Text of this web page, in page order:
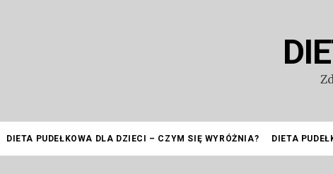
DIETA PUDEŁKOWA DLA DZIECI – CZYM SIĘ WYRÓŻNIA? DIETA